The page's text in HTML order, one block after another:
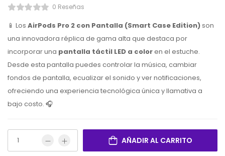
0 Reseñas
📱 Los AirPods Pro 2 con Pantalla (Smart Case Edition)son
una innovadora réplica de gama alta que destaca por
incorporar una pantalla táctil LED a coloren el estuche.
Desde esta pantalla puedes controlar la música, cambiar
fondos de pantalla, ecualizar el sonido y ver notificaciones,
ofreciendo una experiencia tecnológica única y llamativa a
bajo costo. 🎧
AÑADIR AL CARRITO